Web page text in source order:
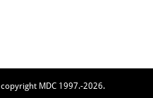
copyright MDC 1997.-2026.